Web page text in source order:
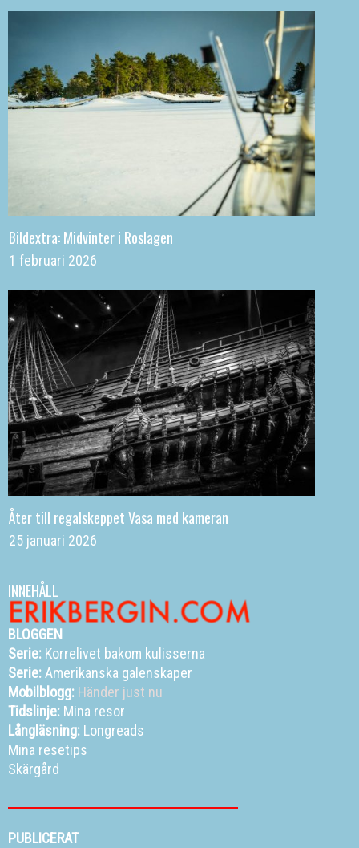
Bildextra: Midvinter i Roslagen
1 februari 2026
Åter till regalskeppet Vasa med kameran
25 januari 2026
INNEHÅLL
BLOGGEN
Serie: Korrelivet bakom kulisserna
Serie:Amerikanska galenskaper
Mobilblogg: Händer just nu
Tidslinje: Mina resor
Långläsning: Longreads
Mina resetips
Skärgård
PUBLICERAT